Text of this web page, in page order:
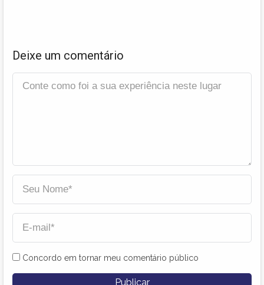
Deixe um comentário
Concordo em tornar meu comentário público